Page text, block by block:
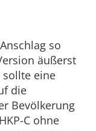
so
äußerst
eine
die
Bevölkerung
C ohne